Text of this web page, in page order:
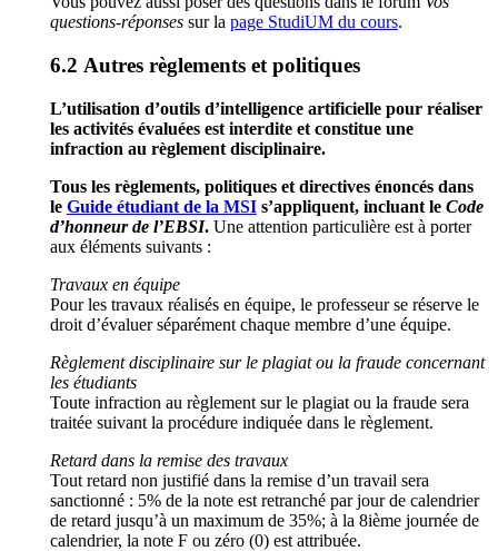
questions-réponsessur la page StudiUM du cours.
Autres règlements et politiques
L’utilisation d’outils d’intelligence artificielle pour réaliser
les activités évaluées est interdite et constitue une
infraction au règlement disciplinaire.
Tous les règlements, politiques et directives énoncés dans
le Guide étudiant de la MSIs’appliquent, incluant le Code
d’honneur de l’EBSI.Une attention particulière est à porter
aux éléments suivants :
Travaux en équipe
Pour les travaux réalisés en équipe, le professeur se réserve le
droit d’évaluer séparément chaque membre d’une équipe.
Règlement disciplinaire sur le plagiat ou la fraude concernant
les étudiants
Toute infraction au règlement sur le plagiat ou la fraude sera
traitée suivant la procédure indiquée dans le règlement.
Retard dans la remise des travaux
Tout retard non justifié dans la remise d’un travail sera
sanctionné : 5% de la note est retranché par jour de calendrier
de retard jusqu’à un maximum de 35%; à la 8ième journée de
calendrier, la note F ou zéro (0) est attribuée.